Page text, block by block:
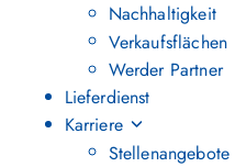
Nachhaltigkeit
Verkaufsflächen
Werder Partner
Lieferdienst
Karriere
Stellenangebote